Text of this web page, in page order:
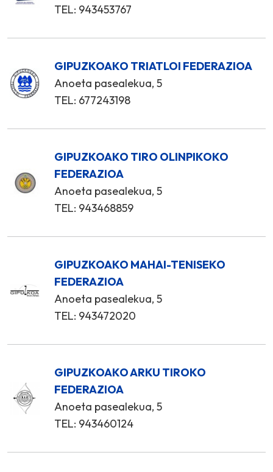
TEL: 943453767
GIPUZKOAKO TRIATLOI FEDERAZIOA
Anoeta pasealekua, 5
TEL: 677243198
GIPUZKOAKO TIRO OLINPIKOKO
FEDERAZIOA
Anoeta pasealekua, 5
TEL: 943468859
GIPUZKOAKO MAHAI-TENISEKO
FEDERAZIOA
Anoeta pasealekua, 5
TEL: 943472020
GIPUZKOAKO ARKU TIROKO
FEDERAZIOA
Anoeta pasealekua, 5
TEL: 943460124